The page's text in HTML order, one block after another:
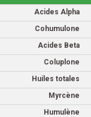
Acides Alpha
Cohumulone
Acides Beta
Coluplone
Huiles totales
Myrcène
Humulène